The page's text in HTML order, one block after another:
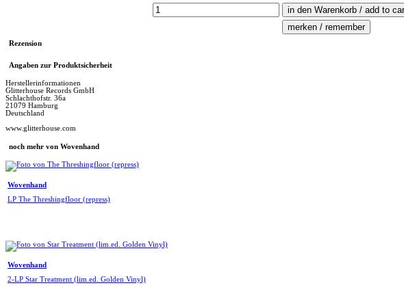
Rezension
Angaben zur Produktsicherheit
Herstellerinformationen
Glitterhouse Records GmbH
Schlachthofstr. 36a
21079 Hamburg
Deutschland
www.glitterhouse.com
noch mehr von Wovenhand
Wovenhand
LP The Threshingfloor (repress)
Wovenhand
2-LP Star Treatment (lim.ed. Golden Vinyl)